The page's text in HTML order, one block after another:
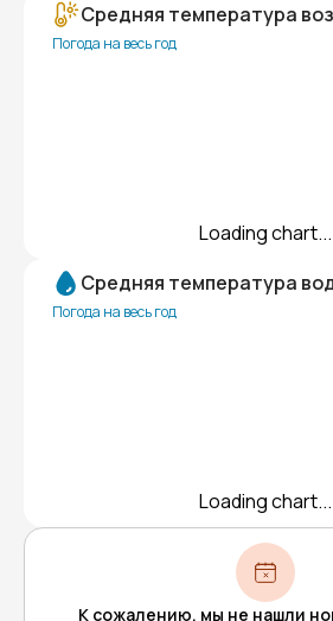
Средняя температура
Погода на весь год
Loading chart...
Средняя температура
Погода на весь год
Loading chart...
К сожалению, мы не нашли